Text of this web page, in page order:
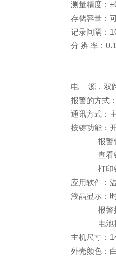
测量精度：
存储容量：
记录间隔：
分 辨 率：
电 源：双
报警的方式
通讯方式：
按键功能：
报警键：
查看键：
打印键：
应用软件：
液晶显示：
报警提示
电池提示
主机尺寸：
外壳颜色：